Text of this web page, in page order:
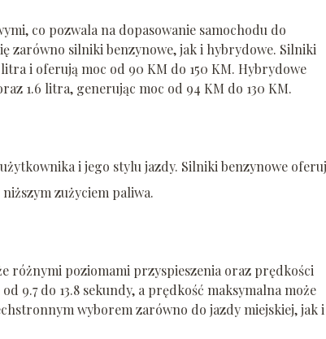
co pozwala na dopasowanie samochodu do
zarówno silniki benzynowe, jak i hybrydowe. Silniki
i oferują moc od 90 KM do 150 KM. Hybrydowe
1.6 litra, generując moc od 94 KM do 130 KM.
i jego stylu jazdy. Silniki benzynowe
zużyciem paliwa.
różnymi poziomami przyspieszenia oraz prędkości
9.7 do 13.8 sekundy, a prędkość maksymalna może
wyborem zarówno do jazdy miejskiej, jak i